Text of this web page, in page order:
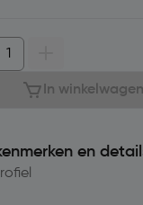
In winkelwagen
en